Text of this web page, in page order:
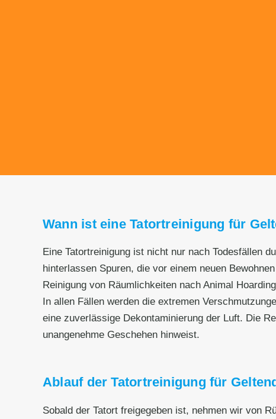
Wann ist eine Tatortreinigung für
Eine Tatortreinigung ist nicht nur nach Todesfällen
hinterlassen Spuren, die vor einem neuen
Reinigung von Räumlichkeiten nach Animal
In allen Fällen werden die extremen
eine zuverlässige Dekontaminierung der Luft. Die
unangenehme Geschehen hinweist.
Ablauf der Tatortreinigung für
Sobald der Tatort freigegeben ist, nehmen wir von